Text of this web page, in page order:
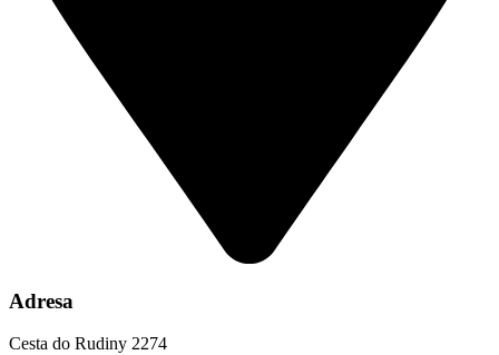
Adresa
Cesta do Rudiny 2274